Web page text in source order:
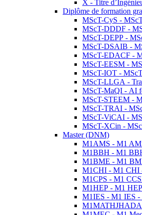
X - Titre
Diplôme de formation
MScT-CyS -
MScT-DDDF -
MScT-DEPP -
MScT-DSAIB -
MScT-EDACF -
MScT-EESM -
MScT-IOT -
MScT-LLGA -
MScT-MaQI - AI
MScT-STEEM -
MScT-TRAI -
MScT-ViCAI -
MScT-XCin -
Master (DNM)
M1AMS - M1
M1BBH - M1
M1BME - M1
M1CHI - M1 CHI
M1CPS - M1
M1HEP - M1 HEP
M1IES - M1 IES -
M1MATHJHADA